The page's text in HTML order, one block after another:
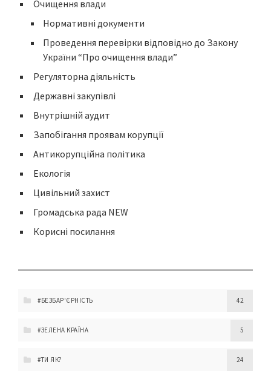
Очищення влади
Нормативні документи
Проведення перевірки відповідно до Закону
України “Про очищення влади”
Регуляторна діяльність
Державні закупівлі
Внутрішній аудит
Запобігання проявам корупції
Антикорупційна політика
Екологія
Цивільний захист
Громадська рада NEW
Корисні посилання
#БЕЗБАР'ЄРНІСТЬ 42
#ЗЕЛЕНА КРАЇНА 5
#ТИ ЯК? 24